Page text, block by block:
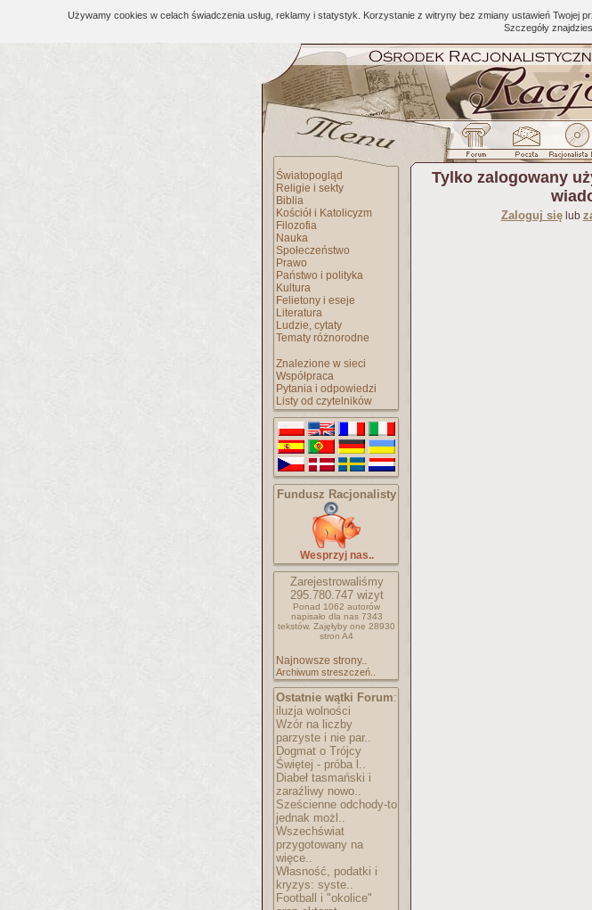
Używamy cookies w celach świadczenia usług, reklamy i statystyk. Korzystanie z witryny bez zmiany ustawień Twojej
Szczegóły
Światopogląd
Religie i sekty
Biblia
Kościół i Katolicyzm
Filozofia
Nauka
Społeczeństwo
Prawo
Państwo i polityka
Kultura
Felietony i eseje
Literatura
Ludzie, cytaty
Tematy różnorodne
Znalezione w sieci
Współpraca
Pytania i odpowiedzi
Listy od czytelników
Fundusz Racjonalisty
Wesprzyj nas..
Zarejestrowaliśmy
295.780.747wizyt
Ponad 1062 autorów
napisało dla nas 7343
tekstów. Zajęłyby one 28930
stron A4
Najnowsze strony..
Archiwum streszczeń..
Ostatnie wątki Forum:
iluzja wolności
Wzór na liczby
parzyste i nie par..
Dogmat o Trójcy
Świętej - próba l..
Diabeł tasmański i
zaraźliwy nowo..
Sześcienne odchody-to
jednak możl..
Wszechświat
przygotowany na
więce..
Własność, podatki i
kryzys: syste..
Football i "okolice"
Tylko zalogowany
Zaloguj sięlub